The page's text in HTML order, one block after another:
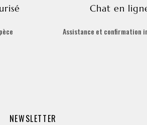
Chat en
Assistance et confirmation
NEWSLETTER